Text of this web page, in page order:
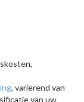
, variërend van
van uw